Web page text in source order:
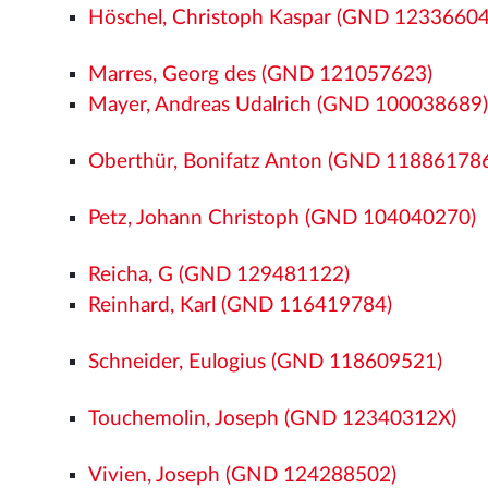
Höschel, Christoph Kaspar (GND
Marres, Georg des (GND 121057623)
Mayer, Andreas Udalrich (GND 100038689)
Oberthür, Bonifatz Anton (GND
Petz, Johann Christoph (GND 104040270)
Reicha, G (GND 129481122)
Reinhard, Karl (GND 116419784)
Schneider, Eulogius (GND 118609521)
Touchemolin, Joseph (GND 12340312X)
Vivien, Joseph (GND 124288502)